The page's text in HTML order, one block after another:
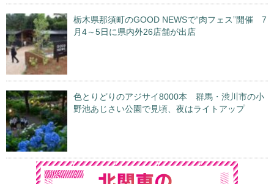
栃木県那須町のGOOD NEWSで“肉フェス”開催 7
月4～5日に県内外26店舗が出店
色とりどりのアジサイ8000本 群馬・渋川市の小
野池あじさい公園で見頃、夜はライトアップ